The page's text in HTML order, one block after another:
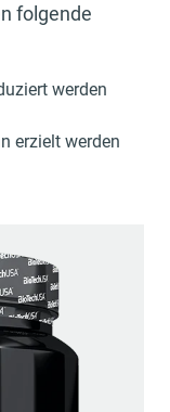
folgende
werden
erzielt werden